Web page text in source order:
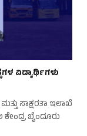
ವಿದ್ಯಾರ್ಥಿಗಳು
ಸಾಕ್ಷರತಾ ಇಲಾಖೆ
ಕೇಂದ್ರ ಬೈಂದೂರು